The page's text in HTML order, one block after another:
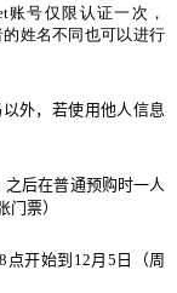
账号仅 限 认证一次，
的姓名不同也可以 进行
以外， 若使用他人信息
之后在普通预购时一人
门票）
8 点开始到 12 月 5 日（周